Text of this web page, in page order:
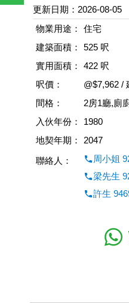
更新日期：2026-08-05
物業用途：
住宅
建築面積：
525 呎
實用面積：
422 呎
呎價：
@$7,962 /
間格：
2房1廳,廁
入伙年份：
1980
地契年期：
2047
聯絡人：
周小姐
梁先生
許生